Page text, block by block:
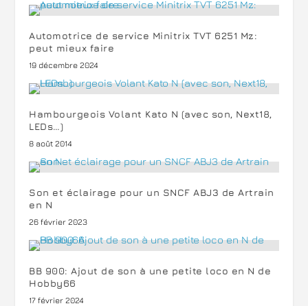
Automotrice de service Minitrix TVT 6251 Mz:
peut mieux faire
19 décembre 2024
Hambourgeois Volant Kato N (avec son, Next18,
LEDs…)
8 août 2014
Son et éclairage pour un SNCF ABJ3 de Artrain
en N
26 février 2023
BB 900: Ajout de son à une petite loco en N de
Hobby66
17 février 2024